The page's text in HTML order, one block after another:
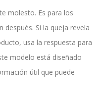
molesto. Es para los
después. Si la queja revela
usa la respuesta para
modelo está diseñado
útil que puede